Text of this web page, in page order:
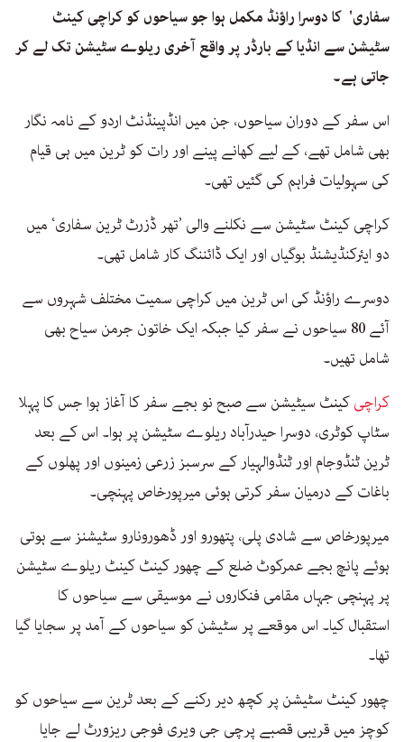
سفاری' کا دوسرا راؤنڈ مکمل ہوا جو سیاحوں کو کراچی کینٹ
سٹیشن سے انڈیا کے بارڈر پر واقع آخری ریلوے سٹیشن تک لے کر
جاتی ہے۔
اس سفر کے دوران سیاحوں، جن میں انڈپینڈنٹ اردو کے نامہ نگار
بھی شامل تھے، کے لیے کھانے پینے اور رات کو ٹرین میں ہی قیام
کی سہولیات فراہم کی گئیں تھی۔
کراچی کینٹ سٹیشن سے نکلنے والی ’تھر ڈزرٹ ٹرین سفاری‘ میں
دو ایئرکنڈیشنڈ بوگیاں اور ایک ڈائننگ کار شامل تھی۔
دوسرے راؤنڈ کی اس ٹرین میں کراچی سمیت مختلف شہروں سے
آئے 80 سیاحوں نے سفر کیا جبکہ ایک خاتون جرمن سیاح بھی
شامل تھیں۔
کراچیکینٹ سیٹیشن سے صبح نو بجے سفر کا آغاز ہوا جس کا پہلا
سٹاپ کوٹری، دوسرا حیدرآباد ریلوے سٹیشن پر ہوا۔ اس کے بعد
ٹرین ٹنڈوجام اور ٹنڈوالہیار کے سرسبز زرعی زمینوں اور پھلوں کے
باغات کے درمیان سفر کرتی ہوئی میرپورخاص پہنچی۔
میرپورخاص سے شادی پلی، پتھورو اور ڈھورونارو سٹیشنز سے ہوتی
ہوئے پانچ بجے عمرکوٹ ضلع کے چھور کینٹ کینٹ ریلوے سٹیشن
پر پہنچی جہاں مقامی فنکاروں نے موسیقی سے سیاحوں کا
استقبال کیا۔ اس موقعے پر سٹیشن کو سیاحوں کے آمد پر سجایا گیا
تھا۔
چھور کینٹ سٹیشن پر کچھ دیر رکنے کے بعد ٹرین سے سیاحوں کو
کوچز میں قریبی قصبے پرچی جی ویری فوجی ریزورٹ لے جایا